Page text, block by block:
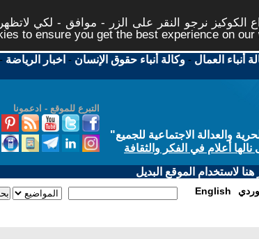
نرجو النقر على الزر - موافق - لكي
to ensure you get the best experience on our
أنباء العمال -وكالة أنباء حقوق الإنسان - اخبار الرياضة -
التبرع للموقع - ادعمونا
والعدالة الاجتماعية للجميع"
أعلام في الفكر والثقافة
لاستخدام الموقع البديل
English